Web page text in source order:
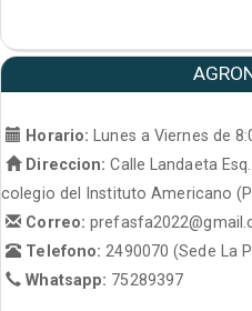
Horario:
Lunes a Viernes de
Direccion: Calle Landaeta
colegio del Instituto Americano
Correo:
Telefono: 2490070 (Sede La
Whatsapp: 75289397